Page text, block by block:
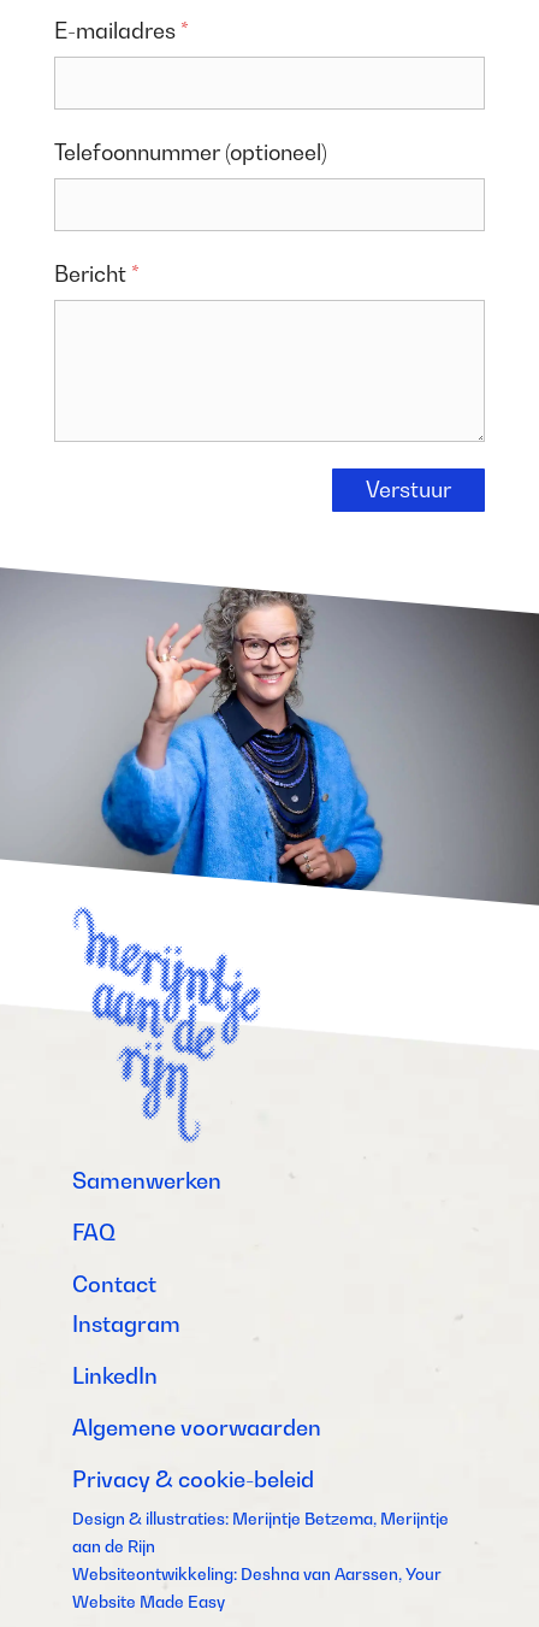
E-mailadres *
Telefoonnummer (optioneel)
Bericht *
Verstuur
Samenwerken
FAQ
Contact
Instagram
LinkedIn
Algemene voorwaarden
Privacy & cookie-beleid
Design & illustraties: Merijntje Betzema, Merijntje
aan de Rijn
Websiteontwikkeling: Deshna van Aarssen, Your
Website Made Easy